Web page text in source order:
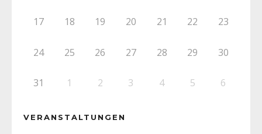
17 18 19 20 21 22 23
24 25 26 27 28 29 30
31 1 2 3 4 5 6
VERANSTALTUNGEN